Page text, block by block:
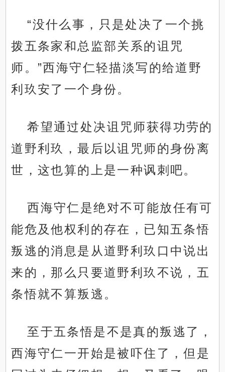
“没什么事，只是处决了一个挑
拨五条家和总监部关系的诅咒
师。”西海守仁轻描淡写的给道野
利玖安了一个身份。
希望通过处决诅咒师获得功劳的
道野利玖，最后以诅咒师的身份离
世，这也算的上是一种讽刺吧。
西海守仁是绝对不可能放任有可
能危及他权利的存在，已知五条悟
叛逃的消息是从道野利玖口中说出
来的，那么只要道野利玖不说，五
条悟就不算叛逃。
至于五条悟是不是真的叛逃了，
西海守仁一开始是被吓住了，但是